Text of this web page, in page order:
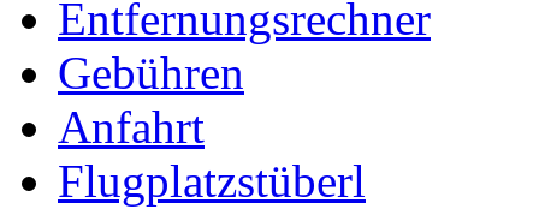
Entfernungsrechner
Gebühren
Anfahrt
Flugplatzstüberl